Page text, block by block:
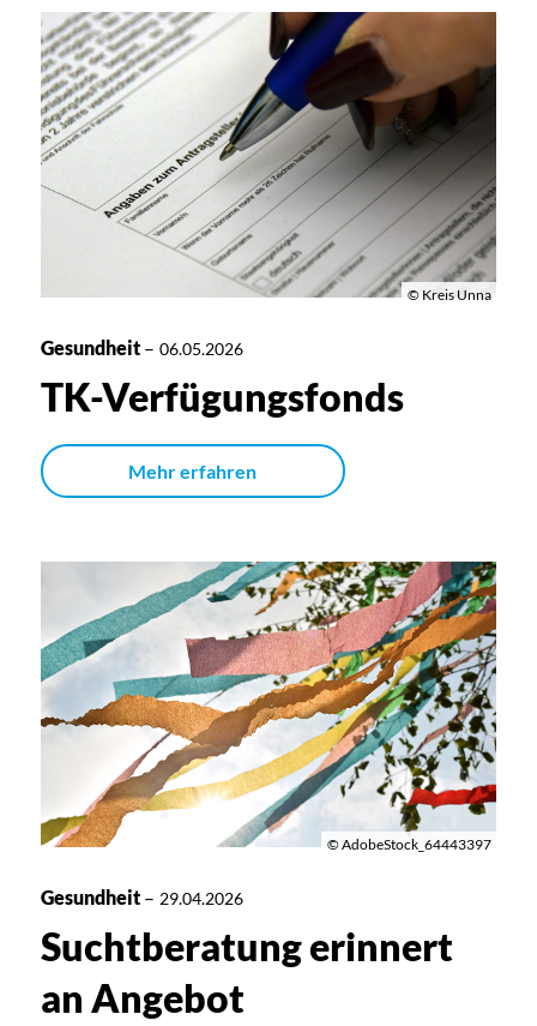
© Kreis Unna
Gesundheit– 06.05.2026
TK-Verfügungsfonds
Mehr erfahren
© AdobeStock_64443397
Gesundheit– 29.04.2026
Suchtberatung erinnert
an Angebot